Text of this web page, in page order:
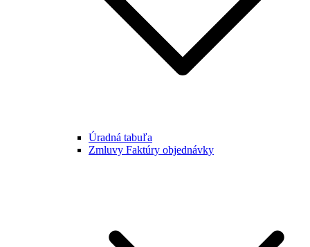
Úradná tabuľa
Zmluvy Faktúry objednávky